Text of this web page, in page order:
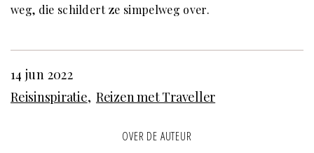
weg, die schildert ze simpelweg over.
14 jun 2022
Reisinspiratie Reizen met Traveller
OVER DE AUTEUR